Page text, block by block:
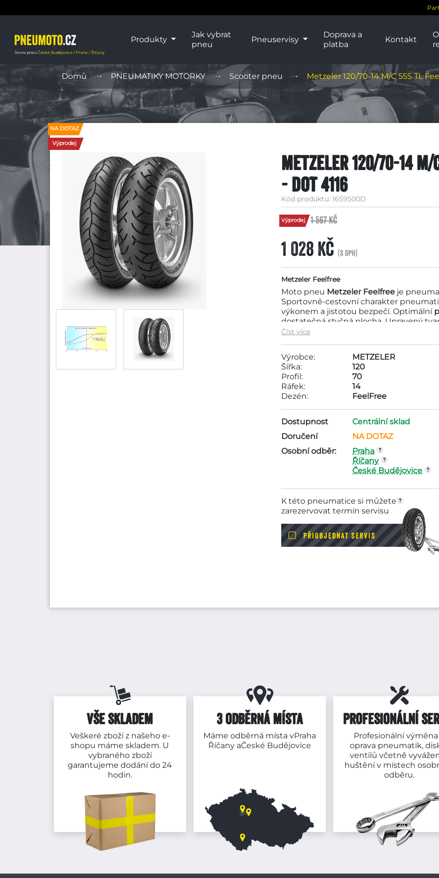
Servis pneu České Budějovice / Praha / Říčany
Produkty
Jak vybrat
pneu
Pneuservisy
Doprava a
platba
Kontakt
Domů PNEUMATIKY MOTORKY Scooter pneu Metzeler 120/70-14 M/C 55S TL
NA DOTAZ
Výprodej
Metzeler 120/70-14
- DOT 4116
Kód produktu: 1659500D
Výprodej 1 567 Kč
1 028 Kč (s DPH)
Metzeler Feelfree
Moto pneu Metzeler Feelfree je
Sportovně-cestovní charakter
výkonem a jistotou bezpečí. Optimální
dostatečná styčná plocha. Upravený
vysokých rychlostech. Výborné chování
Feelfree je pneumatika určená pro
výrobců. Tato pneu se také vyrábí v
označením
Wintec.
Motopneu Metzeler 120/70-14 M/C 55S
cenové kategorie pneumatik do
společností METZELER. Rozměry
Číst více
Výrobce:
METZELER
Šířka:
120
Profil:
70
Ráfek:
14
Dezén:
FeelFree
Dostupnost
Centrální sklad
Doručení
NA DOTAZ
Osobní odběr:
Praha
Říčany
České Budějovice
K této pneumatice si můžete
zarezervovat termín servisu
PŘIOBJEDNAT SERVIS
VŠE SKLADEM
Veškeré zboží z našeho e-
shopu máme skladem. U
vybraného zboží
garantujeme dodání do 24
hodin.
3 ODBĚRNÁ MÍSTA
Máme odběrná místa vPraha
ŘíčanyaČeské Budějovice
PROFESIONÁLNÍ
Profesionální výměna
oprava pneumatik,
ventilů včetně
huštění v místech
odběru.